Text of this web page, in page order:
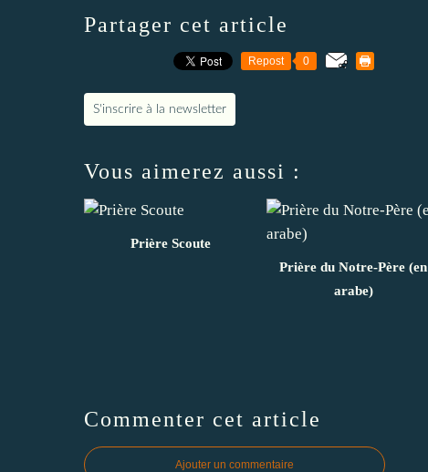
Partager cet article
Repost 0
S'inscrire à la newsletter
Vous aimerez aussi :
Prière Scoute
Prière du Notre-Père (en
arabe)
Commenter cet article
Ajouter un commentaire